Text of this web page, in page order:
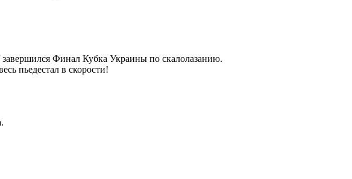
Финал Кубка Украины по скалолазанию.
пьедестал в скорости!